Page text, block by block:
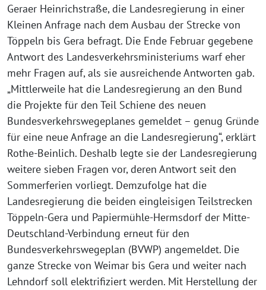
Geraer Heinrichstraße, die Landesregierung in einer
Kleinen Anfrage nach dem Ausbau der Strecke von
Töppeln bis Gera befragt. Die Ende Februar gegebene
Antwort des Landesverkehrsministeriums warf eher
mehr Fragen auf, als sie ausreichende Antworten gab.
„Mittlerweile hat die Landesregierung an den Bund
die Projekte für den Teil Schiene des neuen
Bundesverkehrswegeplanes gemeldet – genug Gründe
für eine neue Anfrage an die Landesregierung“, erklärt
Rothe-Beinlich. Deshalb legte sie der Landesregierung
weitere sieben Fragen vor, deren Antwort seit den
Sommerferien vorliegt. Demzufolge hat die
Landesregierung die beiden eingleisigen Teilstrecken
Töppeln-Gera und Papiermühle-Hermsdorf der Mitte-
Deutschland-Verbindung erneut für den
Bundesverkehrswegeplan (BVWP) angemeldet. Die
ganze Strecke von Weimar bis Gera und weiter nach
Lehndorf soll elektrifiziert werden. Mit Herstellung der